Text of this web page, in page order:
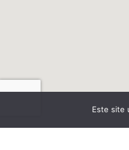
Este site